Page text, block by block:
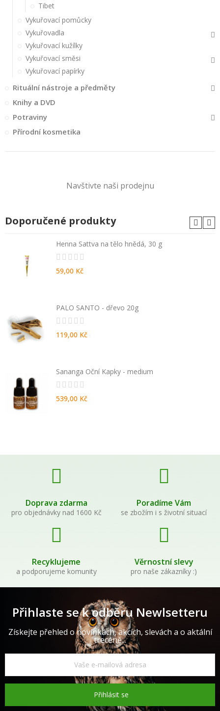
Tibet
Vykuřovací pomůcky
Vykuřovadla
Vykuřovací kužílky
Vykuřovací směsi
Vykuřovací papírky
Rituální nástroje a předměty
Knihy a DVD
Potraviny
Přírodní kosmetika
Navštivte naši prodejnu
Doporučené produkty
Henna Sattva na tělo hnědá, 30 g
59,00 Kč
PALO SANTO - dřevo 20g
119,00 Kč
Sananga Oční Kapky - medium
539,00 Kč
Doprava zdarma
pro objednávky nad 1600 Kč
Poradíme Vám
se zbožím i s životní situací
Recyklujeme
a podporujeme komunity
Věrnostní slevy
pro naše zákazníky :)
Přihlaste se k odběru Newlsetteru
Získejte přehled o novinkách, akcích, slevách a o aktální
trecéně...
Přihlásit se